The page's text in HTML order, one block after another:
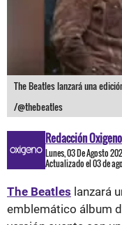
The Beatles lanzará una
/@thebeatles
Redacción Oxigeno
Lunes, 03 De Agosto
Actualizado el 03 de
The Beatles lanzará
emblemático álbum